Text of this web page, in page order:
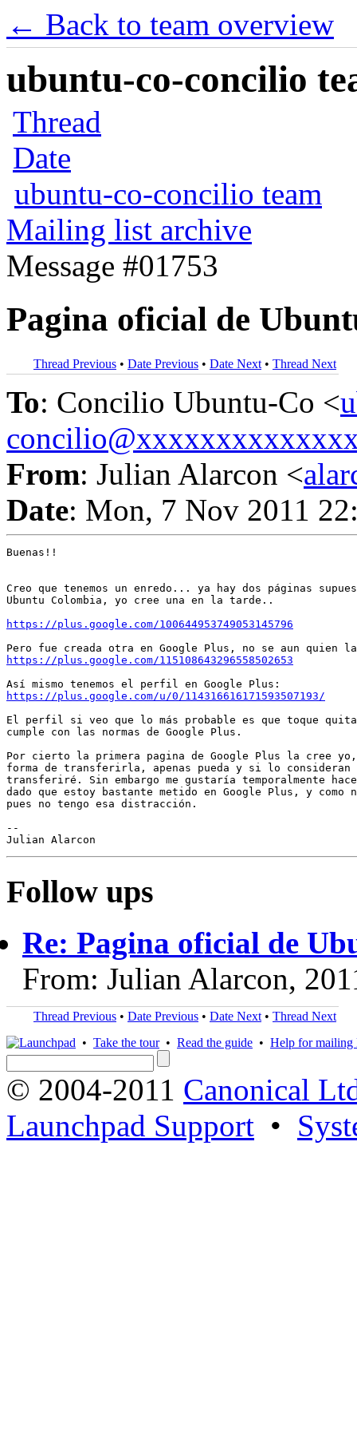
← Back to team overview
ubuntu-co-concilio
Thread
Date
ubuntu-co-concilio team
Mailing list archive
Message #01753
Pagina oficial de
Thread Previous • Date Previous • Date Next • Thread Next
To: Concilio Ubuntu-Co <
From: Julian Alarcon <
Date: Mon, 7 Nov 2011
Buenas!!
Creo que tenemos un enredo... ya hay dos páginas
Ubuntu Colombia, yo cree una en la tarde..
https://plus.google.com/100644953749053145796
https://plus.google.com/115108643296558502653
https://plus.google.com/u/0/114316616171593507193/
El perfil si veo que lo más probable es que toque
cumple con las normas de Google Plus.
Por cierto la primera pagina de Google Plus la cree yo,
forma de transferirla, apenas pueda y si lo consideran
transferiré. Sin embargo me gustaría temporalmente
dado que estoy bastante metido en Google Plus, y como
pues no tengo esa distracción.
--
Follow ups
Re: Pagina oficial de
From: Julian Alarcon,
Thread Previous • Date Previous • Date Next • Thread Next
• Take the tour• Read the guide • Help for mailing
© 2004-2011 Canonical
Launchpad Support •